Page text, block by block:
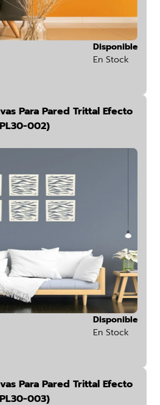
Disponible
En Stock
Para Pared Trittal Efecto
002)
Disponible
En Stock
Para Pared Trittal Efecto
003)